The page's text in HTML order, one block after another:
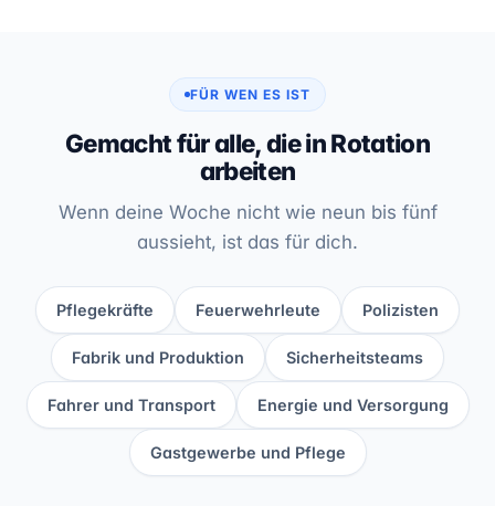
FÜR WEN ES IST
Gemacht für alle, die in Rotation
arbeiten
Wenn deine Woche nicht wie neun bis fünf
aussieht, ist das für dich.
Pflegekräfte Feuerwehrleute Polizisten
Fabrik und Produktion Sicherheitsteams
Fahrer und Transport Energie und Versorgung
Gastgewerbe und Pflege